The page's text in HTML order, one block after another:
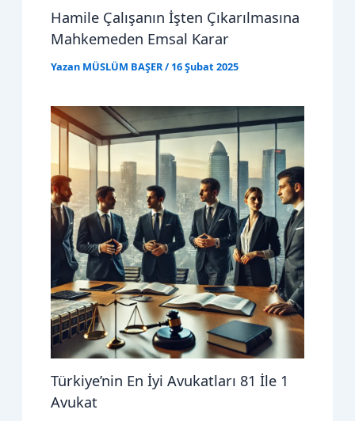
Hamile Çalışanın İşten Çıkarılmasına
Mahkemeden Emsal Karar
Yazan MÜSLÜM BAŞER/ 16 Şubat 2025
Türkiye’nin En İyi Avukatları 81 İle 1
Avukat